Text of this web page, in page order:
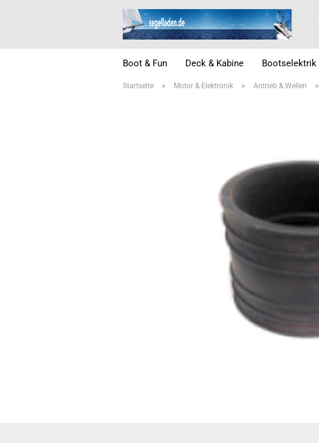
Boot & Fun Deck & Kabine Bootselektrik
Startseite » Motor & Elektronik » Antrieb & Wellen »